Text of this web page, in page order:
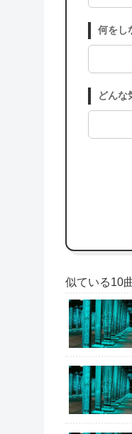
何をし
どんな
似ている10